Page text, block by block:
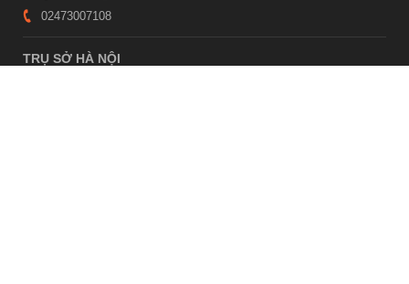
02473007108
TRỤ SỞ HÀ NỘI